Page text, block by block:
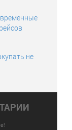
временные
не